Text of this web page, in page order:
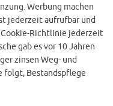
Werbung machen
jederzeit aufrufbar und
Richtlinie jederzeit
gab es vor 10 Jahren
zinsen Weg- und
folgt, Bestandspflege